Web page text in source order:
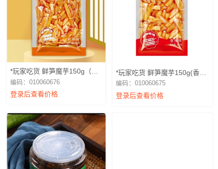
*玩家吃货 鲜笋魔芋150g（麻
辣）
编码：010060676
登录后查看价格
*玩家吃货 鲜笋魔芋150g(香
辣）
编码：010060675
登录后查看价格